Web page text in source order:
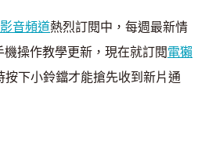
音頻道熱烈訂閱中，每週最新情
操作教學更新，現在就訂閱電獺
按下小鈴鐺才能搶先收到新片通